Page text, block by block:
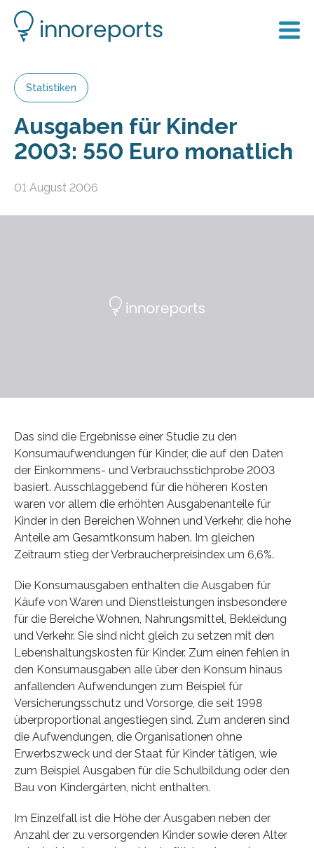
Statistiken
Ausgaben für Kinder
2003: 550 Euro monatlich
01 August 2006
Das sind die Ergebnisse einer Studie zu den
Konsumaufwendungen für Kinder, die auf den Daten
der Einkommens- und Verbrauchsstichprobe 2003
basiert. Ausschlaggebend für die höheren Kosten
waren vor allem die erhöhten Ausgabenanteile für
Kinder in den Bereichen Wohnen und Verkehr, die hohe
Anteile am Gesamtkonsum haben. Im gleichen
Zeitraum stieg der Verbraucherpreisindex um 6,6%.
Die Konsumausgaben enthalten die Ausgaben für
Käufe von Waren und Dienstleistungen insbesondere
für die Bereiche Wohnen, Nahrungsmittel, Bekleidung
und Verkehr. Sie sind nicht gleich zu setzen mit den
Lebenshaltungskosten für Kinder. Zum einen fehlen in
den Konsumausgaben alle über den Konsum hinaus
anfallenden Aufwendungen zum Beispiel für
Versicherungsschutz und Vorsorge, die seit 1998
überproportional angestiegen sind. Zum anderen sind
die Aufwendungen, die Organisationen ohne
Erwerbszweck und der Staat für Kinder tätigen, wie
zum Beispiel Ausgaben für die Schulbildung oder den
Bau von Kindergärten, nicht enthalten.
Im Einzelfall ist die Höhe der Ausgaben neben der
Anzahl der zu versorgenden Kinder sowie deren Alter